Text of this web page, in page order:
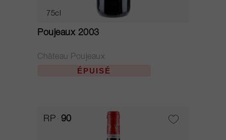
75cl
Poujeaux 2003
Château Poujeaux
ÉPUISÉ
RP 90